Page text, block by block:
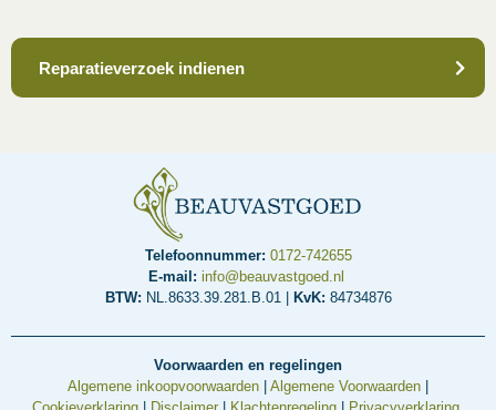
Reparatieverzoek indienen
Telefoonnummer: 0172-742655
E-mail: info@beauvastgoed.nl
BTW: NL.8633.39.281.B.01 | KvK: 84734876
Voorwaarden en regelingen
Algemene inkoopvoorwaarden | Algemene Voorwaarden |